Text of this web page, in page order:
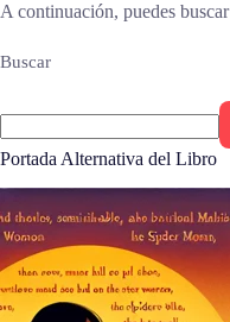
A continuación, puedes
Buscar
Portada Alternativa del Libro